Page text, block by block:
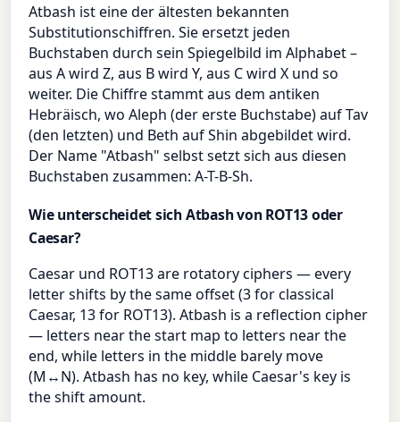
Atbash ist eine der ältesten bekannten
Substitutionschiffren. Sie ersetzt jeden
Buchstaben durch sein Spiegelbild im Alphabet –
aus A wird Z, aus B wird Y, aus C wird X und so
weiter. Die Chiffre stammt aus dem antiken
Hebräisch, wo Aleph (der erste Buchstabe) auf Tav
(den letzten) und Beth auf Shin abgebildet wird.
Der Name "Atbash" selbst setzt sich aus diesen
Buchstaben zusammen: A-T-B-Sh.
Wie unterscheidet sich Atbash von ROT13 oder
Caesar?
Caesar und ROT13 are rotatory ciphers — every
letter shifts by the same offset (3 for classical
Caesar, 13 for ROT13). Atbash is a reflection cipher
— letters near the start map to letters near the
end, while letters in the middle barely move
(M↔N). Atbash has no key, while Caesar's key is
the shift amount.